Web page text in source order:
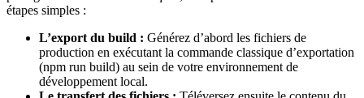
étapes simples :
L’export du build : Générez d’abord les fichiers de
production en exécutant la commande classique d’exportation
(npm run build) au sein de votre environnement de
développement local.